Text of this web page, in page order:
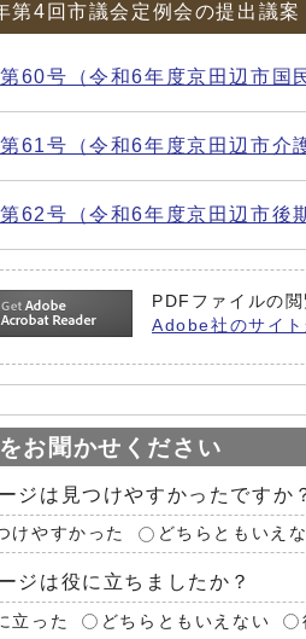
第4回市議会定例会の提出議案
60号（令和6年度京田辺市
61号（令和6年度京田辺市
62号（令和6年度京田辺市
PDFファイルの
Adobe社のサイ
お聞かせください
ジは見つけやすかったですか
けやすかった どちらともいえ
ジは役に立ちましたか？
立った どちらともいえない